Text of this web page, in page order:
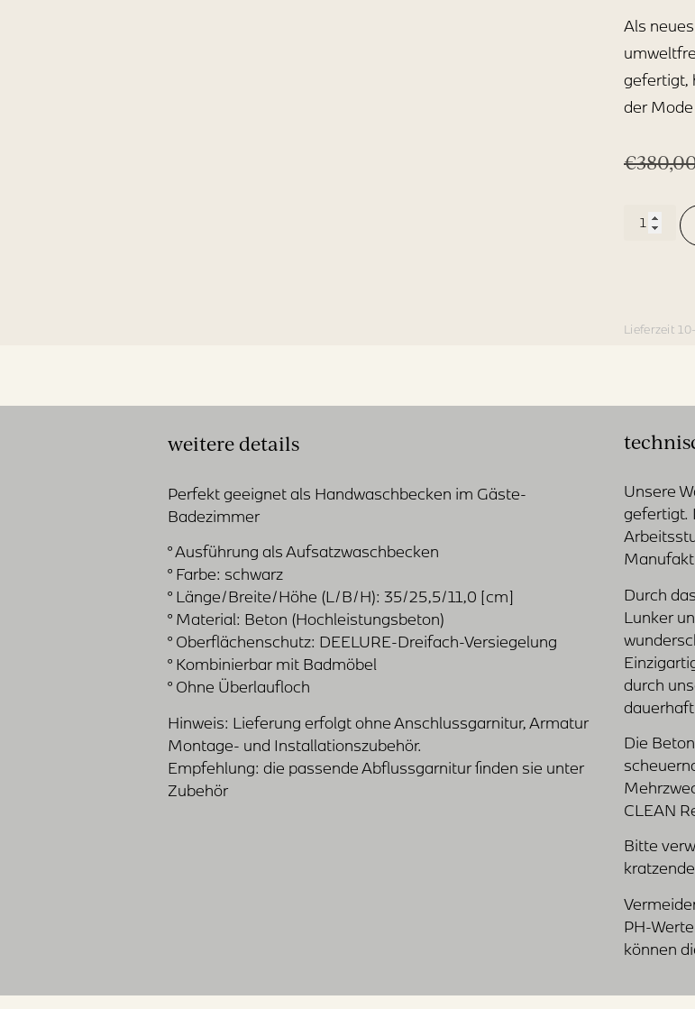
Als
gefertigt,
der
€
Lieferzeit
weitere details
Perfekt geeignet als Handwaschbecken im Gäste-
Badezimmer
° Ausführung als Aufsatzwaschbecken
° Farbe: schwarz
° Länge/Breite/Höhe (L/B/H): 35/25,5/11,0 [cm]
° Material: Beton (Hochleistungsbeton)
° Oberflächenschutz: DEELURE-Dreifach-Versiegelung
° Kombinierbar mit Badmöbel
° Ohne Überlaufloch
Hinweis: Lieferung erfolgt ohne Anschlussgarnitur, Armatur
Montage- und Installationszubehör.
Empfehlung: die passende Abflussgarnitur finden sie unter
Zubehör
Unsere
gefertigt.
Durch
Lunker
durch
Die
CLEAN
Bitte
PH-
können